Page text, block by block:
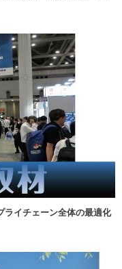
ライチェーン全体の最適化